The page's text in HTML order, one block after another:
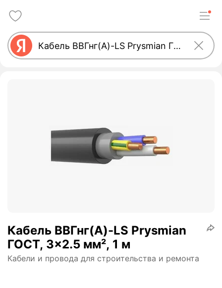
Кабель ВВГнг(А)-LS Prysmian
ГОСТ, 3x2.5 мм², 1 м
Кабели и провода для строительства и ремонта